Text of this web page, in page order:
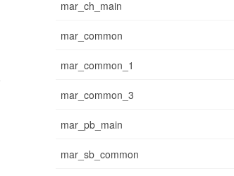
mar_ch_main
mar_common
mar_common_1
mar_common_3
mar_pb_main
mar_sb_common